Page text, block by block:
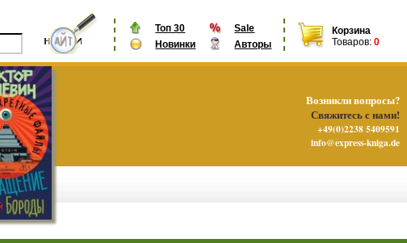
Топ 30
Sale
Новинки
Авторы
Корзина
Товаров: 0
Возникли вопросы?
Свяжитесь с нами!
+49(0)2238 5409591
info@express-kniga.de